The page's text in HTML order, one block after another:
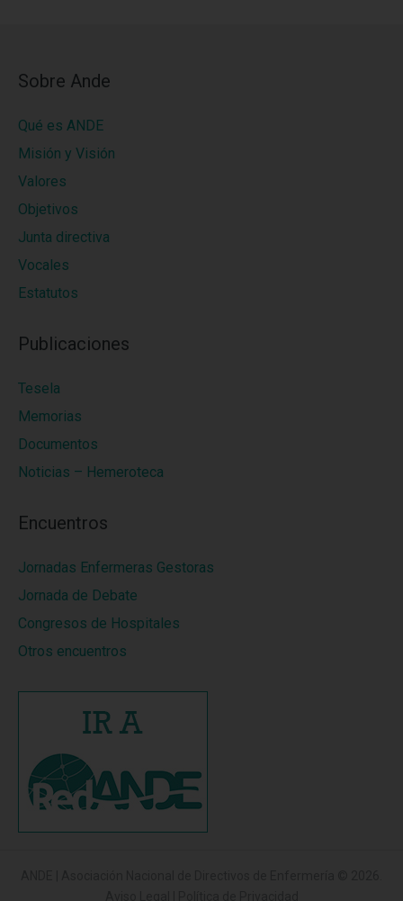
Sobre Ande
Qué es ANDE
Misión y Visión
Valores
Objetivos
Junta directiva
Vocales
Estatutos
Publicaciones
Tesela
Memorias
Documentos
Noticias – Hemeroteca
Encuentros
Jornadas Enfermeras Gestoras
Jornada de Debate
Congresos de Hospitales
Otros encuentros